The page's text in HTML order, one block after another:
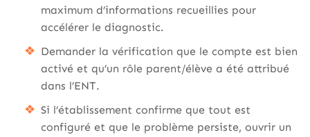
maximum d’informations recueillies pour
accélérer le diagnostic.
Demander la vérification que le compte est bien
activé et qu’un rôle parent/élève a été attribué
dans l’ENT.
Si l’établissement confirme que tout est
configuré et que le problème persiste, ouvrir un